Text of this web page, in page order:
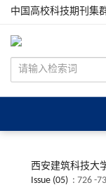
中国高校科技期刊集
西安建筑科技大
Issue (05) : 726 -